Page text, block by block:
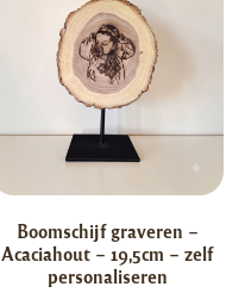
Boomschijf graveren –
Acaciahout – 19,5cm – zelf
personaliseren